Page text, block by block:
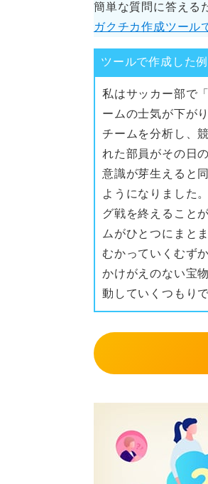
簡単な質問に答える
ガクチカ作成ツール
ツールで作成した
私はサッカー部で
ームの士気が下が
チームを分析し、
れた部員がその日
意識が芽生えると
ようになりました
グ戦を終えること
ムがひとつにまと
むかっていくむず
かけがえのない宝
動していくつもりで